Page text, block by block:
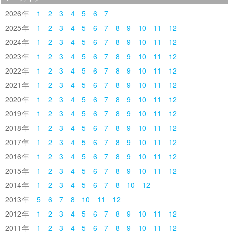
2026 1 2 3 4 5 6
7
2025
1 2 3 4 5 6 7 8 9 10 11
12
2024
1 2 3 4 5 6 7 8 9 10 11
12
2023
1 2 3 4 5 6 7 8 9 10 11
12
2022
1 2 3 4 5 6 7 8 9 10 11
12
2021
1 2 3 4 5 6 7 8 9 10 11
12
2020
1 2 3 4 5 6 7 8 9 10 11
12
2019
1 2 3 4 5 6 7 8 9 10 11
12
2018
1 2 3 4 5 6 7 8 9 10 11
12
2017
1 2 3 4 5 6 7 8 9 10 11
12
2016
1 2 3 4 5 6 7 8 9 10 11
12
2015
1 2 3 4 5 6 7 8 9 10 11
12
2014
1 2 3 4 5 6 7 8 10
12
2013
5 6 7 8 10 11
12
2012
1 2 3 4 5 6 7 8 9 10 11
12
2011
1 2 3 4 5 6 7 8 9 10 11 12